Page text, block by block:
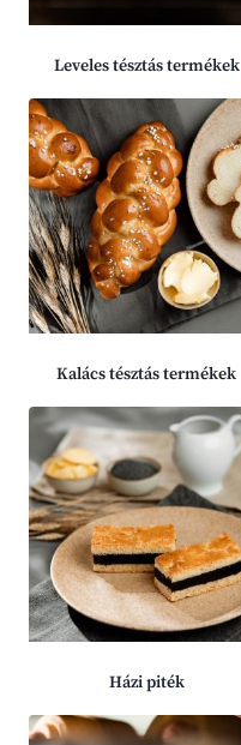
Leveles tésztás termékek
Kalács tésztás termékek
Házi piték